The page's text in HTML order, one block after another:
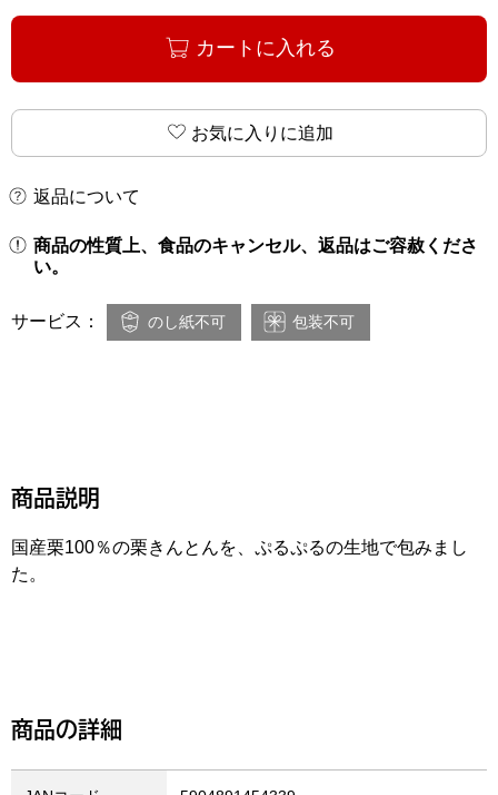
カートに入れる
お気に入りに追加
返品について
商品の性質上、食品のキャンセル、返品はご容赦くださ
い。
サービス： のし紙不可 包装不可
商品説明
国産栗100％の栗きんとんを、ぷるぷるの生地で包みまし
た。
商品の詳細